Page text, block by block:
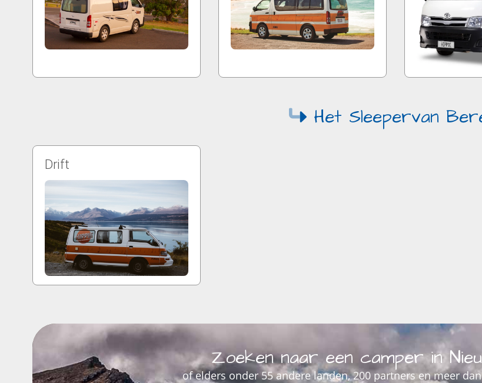
Het Sleepervan
Drift
Zoeken naar een camper in
of elders onder 55 andere landen, 200 partners en meer